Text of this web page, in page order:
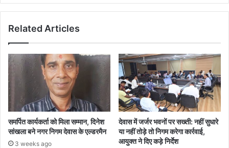
Related Articles
समर्पित कार्यकर्ता को मिला सम्मान, दिनेश
सांखला बने नगर निगम देवास के एल्डरमैन
3 weeks ago
देवास में जर्जर भवनों पर सख्ती: नहीं सुधारे
या नहीं तोड़े तो निगम करेगा कार्रवाई,
आयुक्त ने दिए कड़े निर्देश